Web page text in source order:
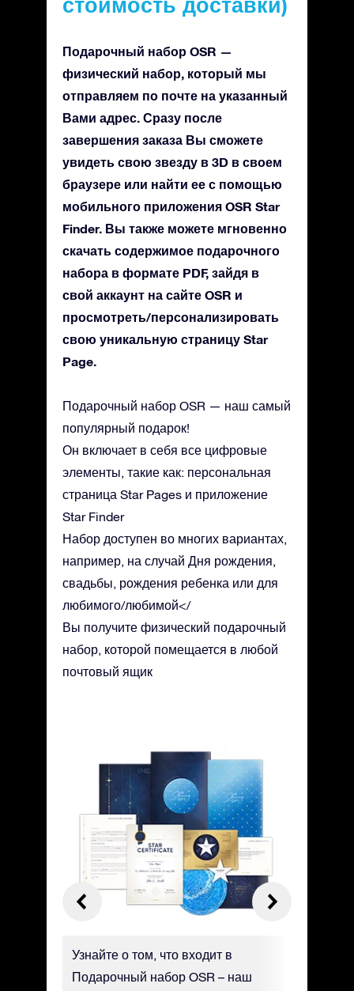
Подарочный набор OSR —
физический набор, который мы
отправляем по почте на указанный
Вами адрес. Сразу после
завершения заказа Вы сможете
увидеть свою звезду в 3D в своем
браузере или найти ее с помощью
мобильного приложения OSR Star
Finder. Вы также можете мгновенно
скачать содержимое подарочного
набора в формате PDF, зайдя в
свой аккаунт на сайте OSR и
просмотреть/персонализировать
свою уникальную страницу Star
Page.
Подарочный набор OSR — наш самый
популярный подарок!
Он включает в себя все цифровые
элементы, такие как: персональная
страница Star Pages и приложение
Star Finder
Набор доступен во многих вариантах,
например, на случай Дня рождения,
свадьбы, рождения ребенка или для
любимого/любимой</
Вы получите физический подарочный
набор, которой помещается в любой
почтовый ящик
Узнайте о том, что входит в
Подарочный набор OSR – наш